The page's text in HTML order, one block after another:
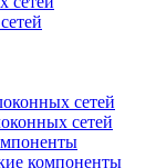
сетей
сетей
компоненты